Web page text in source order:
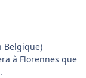
Belgique)
à Florennes que